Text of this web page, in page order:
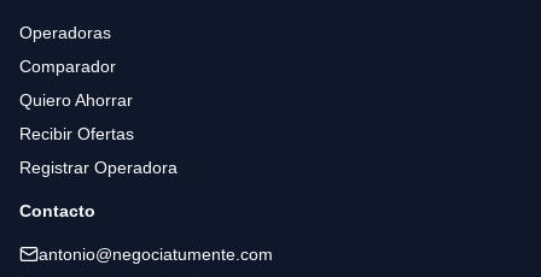
Operadoras
Comparador
Quiero Ahorrar
Recibir Ofertas
Registrar Operadora
Contacto
antonio@negociatumente.com